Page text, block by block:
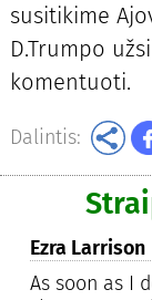
susitikime
D.Trumpo
komentuoti.
Dalintis:
Ezra Larrison
As soon as I